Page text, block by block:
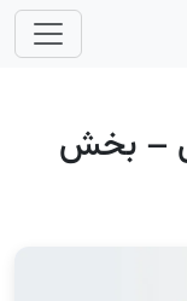
– بخش